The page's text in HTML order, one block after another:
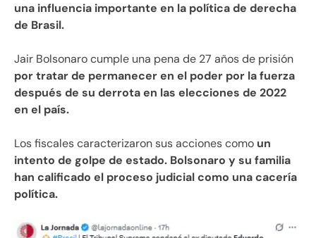
una influencia importante en la política de derecha
de Brasil.
Jair Bolsonaro cumple una pena de 27 años de prisión
por tratar de permanecer en el poder por la fuerza
después de su derrota en las elecciones de 2022
en el país.
Los fiscales caracterizaron sus acciones como un
intento de golpe de estado. Bolsonaro y su familia
han calificado el proceso judicial como una cacería
política.